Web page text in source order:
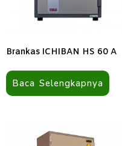
Brankas ICHIBAN HS 60 A
Baca Selengkapnya